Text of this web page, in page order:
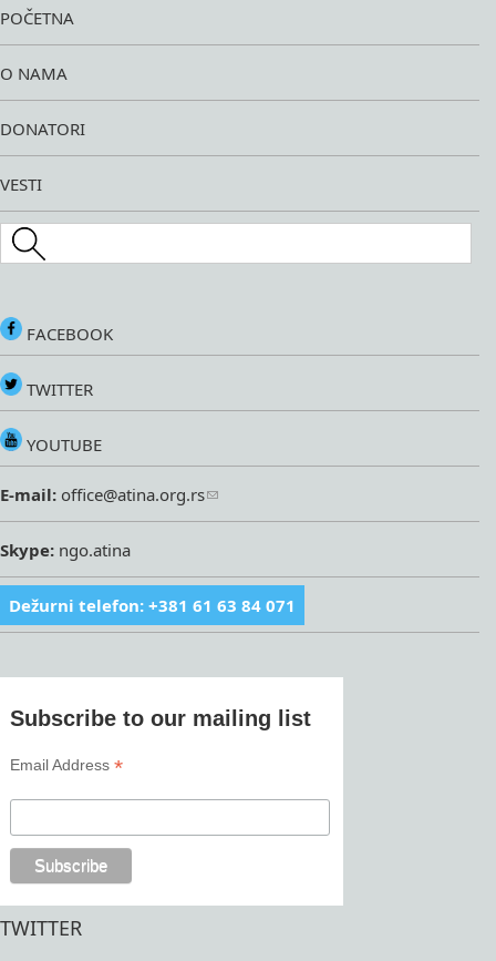
POČETNA
O NAMA
DONATORI
VESTI
Search this site
FACEBOOK
TWITTER
YOUTUBE
E-mail: office@atina.org.rs
Skype: ngo.atina
Dežurni telefon: +381 61 63 84 071
Subscribe to our mailing list
Email Address*
TWITTER